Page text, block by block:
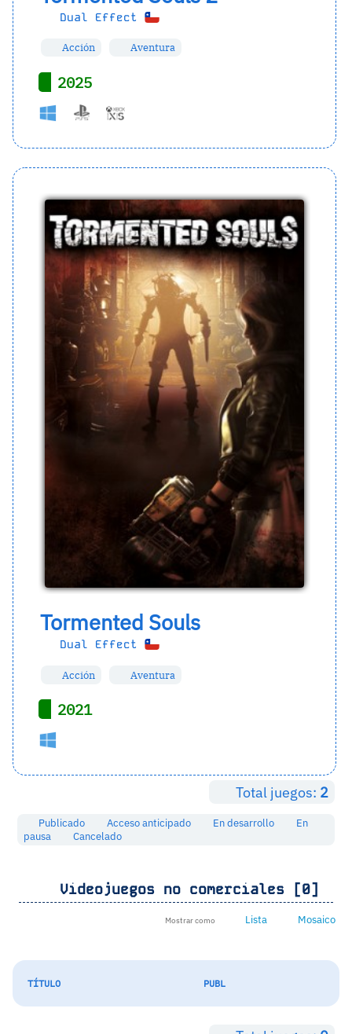
Dual Effect
Acción Aventura
2025
Tormented Souls
Dual Effect
Acción Aventura
2021
Total juegos: 2
Publicado Acceso anticipado En desarrollo
En
pausa
Cancelado
Videojuegos no comerciales [0]
Mostrar como Lista Mosaico
TÍTULO PUBL